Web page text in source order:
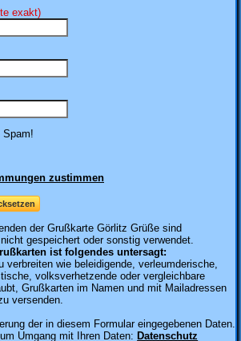
exakt)
Spam!
zustimmen
der Grußkarte Görlitz Grüße sind
gespeichert oder sonstig verwendet.
ist folgendes untersagt:
verbreiten wie beleidigende, verleumderische,
volksverhetzende oder vergleichbare
Grußkarten im Namen und mit Mailadressen
versenden.
der in diesem Formular eingegebenen Daten.
Umgang mit Ihren Daten: Datenschutz